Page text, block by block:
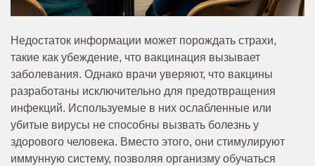
Недостаток информации может порождать страхи,
такие как убеждение, что вакцинация вызывает
заболевания. Однако врачи уверяют, что вакцины
разработаны исключительно для предотвращения
инфекций. Используемые в них ослабленные или
убитые вирусы не способны вызвать болезнь у
здорового человека. Вместо этого, они стимулируют
иммунную систему, позволяя организму обучаться